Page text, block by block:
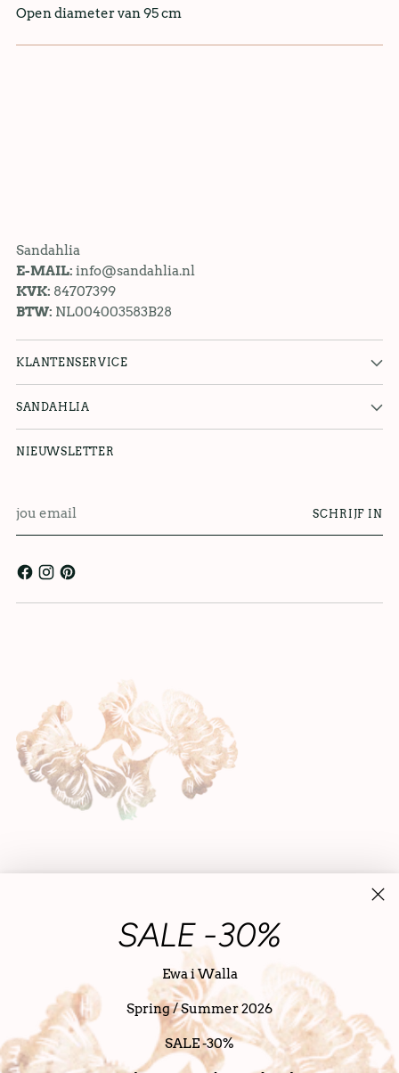
SALE -30%
Ewa i Walla
Spring / Summer 2026
SALE -30%
Open diameter van 95 cm
Sandahlia
E-MAIL: info@sandahlia.nl
KVK: 84707399
BTW: NL004003583B28
KLANTENSERVICE
SANDAHLIA
NIEUWSLETTER
email
SCHRIJF IN
taal
Nederlands Nederland (EUR €)
Copyright © 2026, SanDahlia. alle rechten voorbehouden
Powered bij SanDahlia